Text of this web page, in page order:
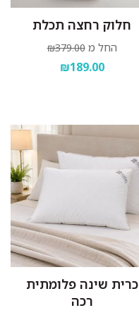
חלוק רחצה תכלת
החל מ ₪379.00
₪189.00
כרית שינה פלומתית
רכה